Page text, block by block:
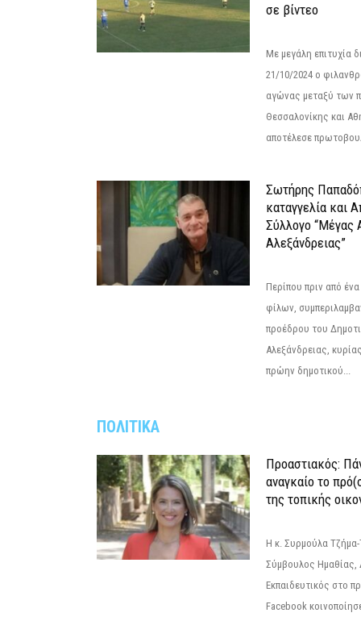
σε βίντεο
Με μεγάλη επιτυχία
21/10/2024 ο
αγώνας μεταξύ των
Θεσσαλονίκης και
αποτέλεσε
Σωτήρης
καταγγελία και
Σύλλογο “Μέγας
Αλεξάνδρειας”
Περίπου πριν από
φίλων,
προέδρου του
Αλεξάνδρειας,
πρώην δημοτικού...
ΠΟΛΙΤΙΚΑ
Προαστιακός:
αναγκαίο το
της τοπικής
Η κ. Συρμούλα
Σύμβουλος Ημαθίας,
Εκπαιδευτικός στο
Facebook